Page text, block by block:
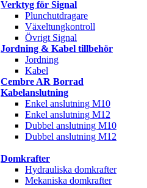
Verktyg för Signal
Plunchutdragare
Växeltungkontroll
Övrigt Signal
Jordning & Kabel tillbehör
Jordning
Kabel
Cembre AR Borrad
Kabelanslutning
Enkel anslutning M10
Enkel anslutning M12
Dubbel anslutning M10
Dubbel anslutning M12
Domkrafter
Hydrauliska domkrafter
Mekaniska domkrafter